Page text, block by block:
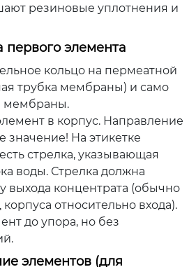
резиновые уплотнения и
первого элемента
кольцо на пермеатной
трубка мембраны) и само
мембраны.
в корпус. Направление
значение! На этикетке
стрелка, указывающая
воды. Стрелка должна
выхода концентрата (обычно
относительно входа).
до упора, но без
элементов (для